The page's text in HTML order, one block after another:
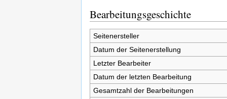
Bearbeitungsgeschichte
Seitenersteller
Datum der Seitenerstellung
Letzter Bearbeiter
Datum der letzten Bearbeitung
Gesamtzahl der Bearbeitungen